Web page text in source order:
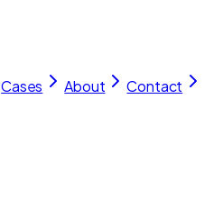
Cases About Contact